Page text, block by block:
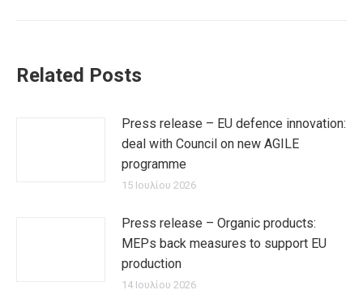
Related Posts
Press release – EU defence innovation:
deal with Council on new AGILE
programme
15 Ιουλίου 2026
Press release – Organic products:
MEPs back measures to support EU
production
14 Ιουλίου 2026